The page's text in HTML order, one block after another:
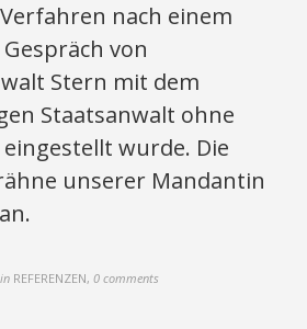
nach einem
von
Stern mit dem
Staatsanwalt ohne
wurde. Die
unserer Mandantin
in REFERENZEN,0 comments